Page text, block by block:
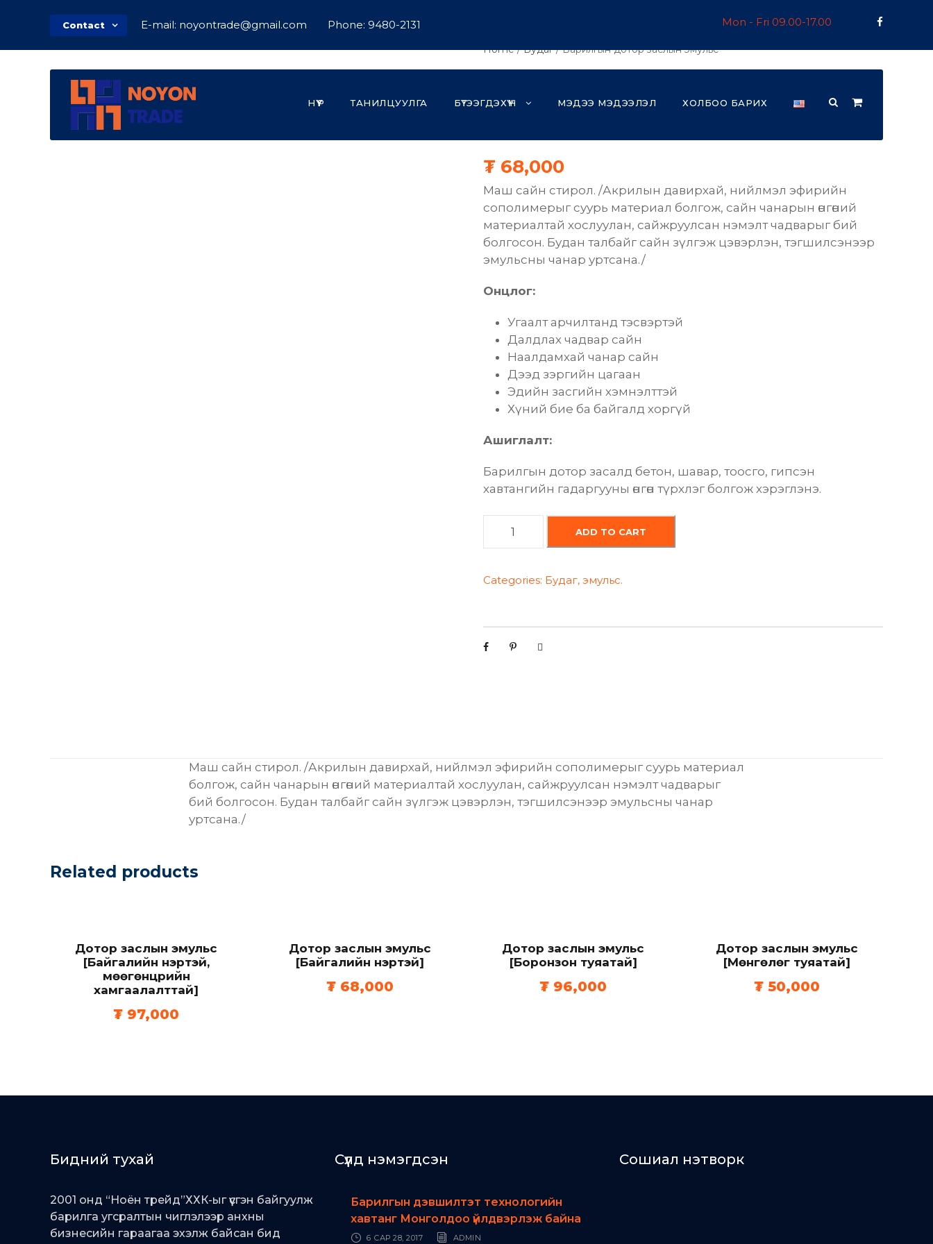
Contact E-mail: noyontrade@gmail.com Phone: 9480-2131 Mon - Fri 09.00-17.00
НҮҮР ТАНИЛЦУУЛГА БҮТЭЭГДЭХҮҮН МЭДЭЭ МЭДЭЭЛЭЛ ХОЛБОО БАРИХ
Home/Будаг/ Барилгын дотор заслын эмульс
эмульс
₮ 68,000
Маш сайн стирол. /Акрилын давирхай, нийлмэл эфирийн
сополимерыг суурь материал болгож, сайн чанарын өнгөний
материалтай хослуулан, сайжруулсан нэмэлт чадварыг бий
болгосон. Будан талбайг сайн зүлгэж цэвэрлэн, тэгшилсэнээр
эмульсны чанар уртсана./
Онцлог:
Угаалт арчилтанд тэсвэртэй
Далдлах чадвар сайн
Наалдамхай чанар сайн
Дээд зэргийн цагаан
Эдийн засгийн хэмнэлттэй
Хүний бие ба байгалд хоргүй
Ашиглалт:
Барилгын дотор засалд бетон, шавар, тоосго, гипсэн
хавтангийн гадаргууны өнгөн түрхлэг болгож хэрэглэнэ.
и
ы
н
а
с
л
ADD TO CART
Categories: Будаг, эмульс.
Маш сайн стирол. /Акрилын давирхай, нийлмэл эфирийн сополимерыг суурь материал
болгож, сайн чанарын өнгөний материалтай хослуулан, сайжруулсан нэмэлт чадварыг
бий болгосон. Будан талбайг сайн зүлгэж цэвэрлэн, тэгшилсэнээр эмульсны чанар
уртсана./
Related products
Дотор заслын эмульс
[Байгалийн үнэртэй,
мөөгөнцрийн
хамгаалалттай]
₮ 97,000
Дотор заслын эмульс
[Байгалийн үнэртэй]
₮68,000
Дотор заслын эмульс
[Боронзон туяатай]
₮ 96,000
Дотор заслын эмульс
[Мөнгөлөг туяатай]
₮50,000
Бидний тухай
2001 онд “Ноён трейд”ХХК-ыг үүсгэн байгуулж
барилга угсралтын чиглэлээр анхны
бизнесийн гараагаа эхэлж байсан бид
Сүүлд нэмэгдсэн
Барилгын дэвшилтэт технологийн
хавтанг Монголдоо үйлдвэрлэж байна
6 САР 28, 2017 ADMIN
Сошиал нэтворк